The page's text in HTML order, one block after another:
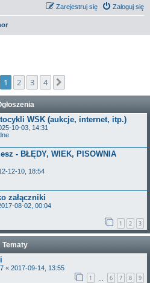
Zaloguj się
Zarejestruj się
1 2 3 4
WSK (aukcje, internet, itp.)
10-03, 14:31
- BŁĘDY, WIEK, PISOWNIA
12-10, 18:54
załączniki
08-02, 00:04
1 2 3
Tematy
« 2017-09-14, 13:55
1 6 7 8 9